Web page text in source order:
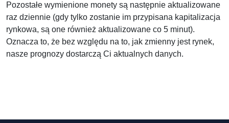
Pozostałe wymienione monety są następnie aktualizowane
raz dziennie (gdy tylko zostanie im przypisana kapitalizacja
rynkowa, są one również aktualizowane co 5 minut).
Oznacza to, że bez względu na to, jak zmienny jest rynek,
nasze prognozy dostarczą Ci aktualnych danych.